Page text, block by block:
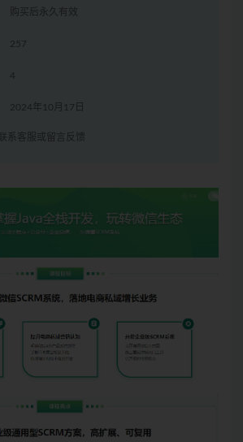
购买后永久有效
257
4
2024年10月17日
系客服或留言反馈